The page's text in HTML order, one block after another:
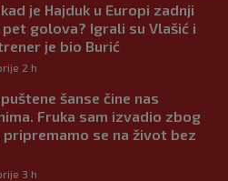
je Hajduk u Europi zadnji
golova? Igrali su Vlašić i
je bio Burić
2 h
šanse čine nas
Fruka sam izvadio zbog
pripremamo se na život bez
3 h